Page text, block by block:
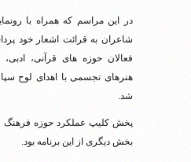
شاعران به قرائت اشعار خود
فعالان حوزه های قرآنی،
هنرهای تجسمی با اهدای لوح
شد.
بخش دیگری از این برنامه بود.